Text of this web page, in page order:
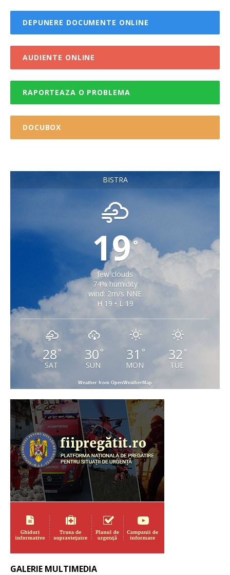
DEPUNERE DOCUMENTE ONLINE
AUDIENTE ONLINE
RAPORTEAZA O PROBLEMA
DOCUBOX
BISTRA
19°
few clouds
74% humidity
wind: 2m/s NNE
H 19 • L 19
28°
SAT
30 °
SUN
31 °
MON
32 °
TUE
Weather from OpenWeatherMap
GALERIE MULTIMEDIA